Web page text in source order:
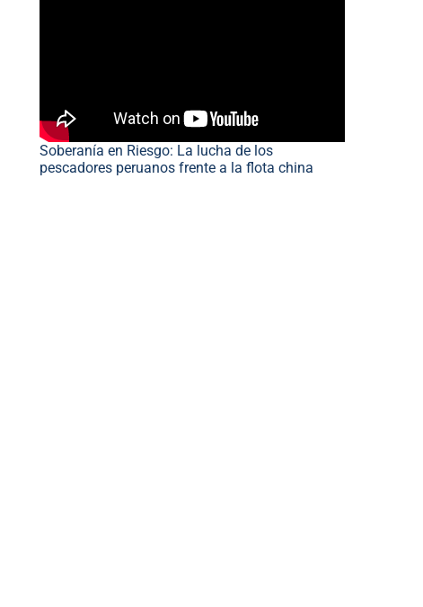
Soberanía en Riesgo: La lucha de los
pescadores peruanos frente a la flota china